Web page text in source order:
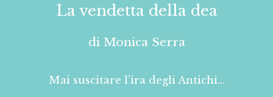
La vendetta della dea
di Monica Serra
Mai suscitare l’ira degli Antichi...